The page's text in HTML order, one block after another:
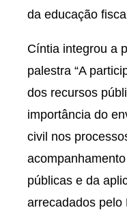
da educação
Cíntia integrou a
palestra “A
dos recursos
importância do
civil nos
públicas e da
arrecadados pelo